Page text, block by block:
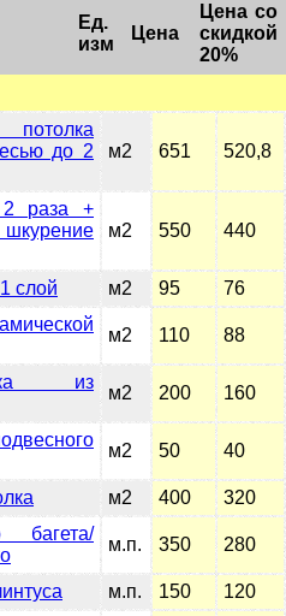
Ед.
изм
Цена
Цена со
скидкой
20%
до 2
м2 651 520,8
2 раза +
м2 550 440
слой м2 95 76
м2 110 88
из
м2 200 160
м2 50 40
м2 400 320
багета/
м.п. 350 280
м.п. 150 120